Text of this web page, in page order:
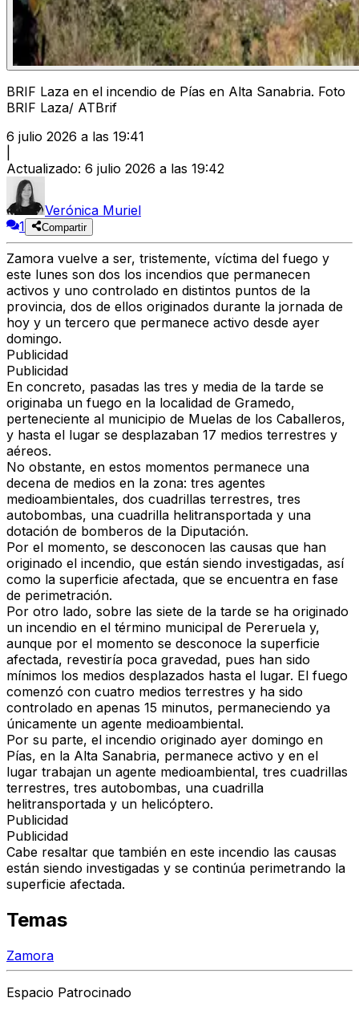
BRIF Laza en el incendio de Pías en Alta Sanabria. Foto
BRIF Laza/ ATBrif
6 julio 2026 a las 19:41
Actualizado: 6 julio 2026 a las 19:42
Verónica Muriel
1
Compartir
Zamora vuelve a ser, tristemente, víctima del fuego y
este lunes son dos los incendios que permanecen
activos y uno controlado en distintos puntos de la
provincia, dos de ellos originados durante la jornada de
hoy y un tercero que permanece activo desde ayer
domingo.
Publicidad
Publicidad
En concreto, pasadas las tres y media de la tarde se
originaba un fuego en la localidad de Gramedo,
perteneciente al municipio de Muelas de los Caballeros,
y hasta el lugar se desplazaban 17 medios terrestres y
aéreos.
No obstante, en estos momentos permanece una
decena de medios en la zona: tres agentes
medioambientales, dos cuadrillas terrestres, tres
autobombas, una cuadrilla helitransportada y una
dotación de bomberos de la Diputación.
Por el momento, se desconocen las causas que han
originado el incendio, que están siendo investigadas, así
como la superficie afectada, que se encuentra en fase
de perimetración.
Por otro lado, sobre las siete de la tarde se ha originado
un incendio en el término municipal de Pereruela y,
aunque por el momento se desconoce la superficie
afectada, revestiría poca gravedad, pues han sido
mínimos los medios desplazados hasta el lugar. El fuego
comenzó con cuatro medios terrestres y ha sido
controlado en apenas 15 minutos, permaneciendo ya
únicamente un agente medioambiental.
Por su parte, el incendio originado ayer domingo en
Pías, en la Alta Sanabria, permanece activo y en el
lugar trabajan un agente medioambiental, tres cuadrillas
terrestres, tres autobombas, una cuadrilla
helitransportada y un helicóptero.
Publicidad
Publicidad
Cabe resaltar que también en este incendio las causas
están siendo investigadas y se continúa perimetrando la
superficie afectada.
Temas
Zamora
Espacio Patrocinado